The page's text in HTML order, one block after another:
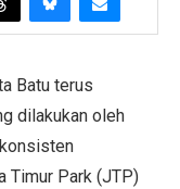
Batu terus
dilakukan oleh
Timur Park (JTP)